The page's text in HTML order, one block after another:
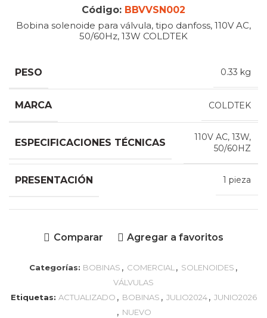
Código: BBVVSN002
Bobina solenoide para válvula, tipo danfoss, 110V AC,
50/60Hz, 13W COLDTEK
PESO 0.33 kg
MARCA COLDTEK
ESPECIFICACIONES TÉCNICAS
110V AC, 13W,
50/60HZ
PRESENTACIÓN 1 pieza
Comparar Agregar a favoritos
Categorías: BOBINAS , COMERCIAL , SOLENOIDES ,
VÁLVULAS
Etiquetas: ACTUALIZADO , BOBINAS , JULIO2024 , JUNIO2026
, NUEVO